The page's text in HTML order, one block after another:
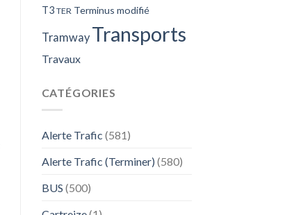
T3 TER Terminus modifié
Tramway Transports
Travaux
CATÉGORIES
Alerte Trafic (581)
Alerte Trafic (Terminer) (580)
BUS (500)